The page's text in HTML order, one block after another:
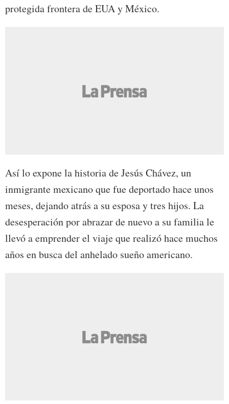
protegida frontera de EUA y México.
Así lo expone la historia de Jesús Chávez, un
inmigrante mexicano que fue deportado hace unos
meses, dejando atrás a su esposa y tres hijos. La
desesperación por abrazar de nuevo a su familia le
llevó a emprender el viaje que realizó hace muchos
años en busca del anhelado sueño americano.